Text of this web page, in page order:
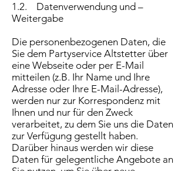
1.2. Datenverwendung und –
Weitergabe
Die personenbezogenen Daten, die
Sie dem Partyservice Altstetter über
eine Webseite oder per E-Mail
mitteilen (z.B. Ihr Name und Ihre
Adresse oder Ihre E-Mail-Adresse),
werden nur zur Korrespondenz mit
Ihnen und nur für den Zweck
verarbeitet, zu dem Sie uns die Daten
zur Verfügung gestellt haben.
Darüber hinaus werden wir diese
Daten für gelegentliche Angebote an